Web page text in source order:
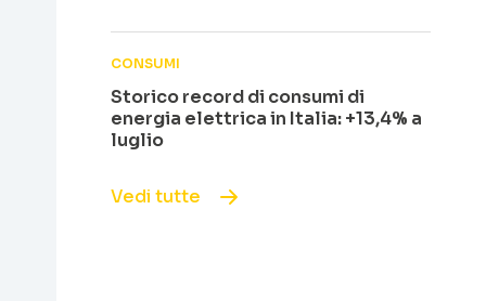
CONSUMI
Storico record di consumi di
energia elettrica in Italia: +13,4% a
luglio
Vedi tutte